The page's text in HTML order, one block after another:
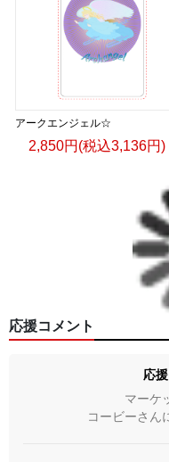
アークエンジェル☆
2,850円(税込3,136円)
応援コメント
応
マーケ
コービーさん